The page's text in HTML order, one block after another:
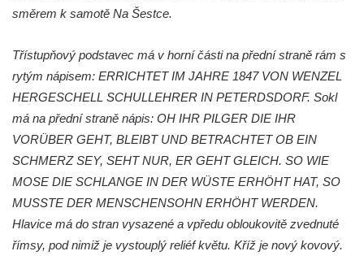
Kříž na zahradě domu čp. 127 v Římově
Kříž u lípy Jana Gurreho v Římově
Boží muka u hřbitova v Římově
Kříž na návsi v Dolním Třeboníně
Kříž poblíž domu čp. 169 v Plavu
Kříž na návsi v Plavu
Boží muka v Plavu
Kříž u Obrázku severovýchodně od
směrem k samotě Na Šestce.
Třístupňový podstavec má v horní části na přední straně rám s
rytým nápisem: ERRICHTET IM JAHRE 1847 VON WENZEL
HERGESCHELL SCHULLEHRER IN PETERDSDORF. Sokl
má na přední straně nápis: OH IHR PILGER DIE IHR
VORÜBER GEHT, BLEIBT UND BETRACHTET OB EIN
SCHMERZ SEY, SEHT NUR, ER GEHT GLEICH. SO WIE
MOSE DIE SCHLANGE IN DER WÜSTE ERHÖHT HAT, SO
MUSSTE DER MENSCHENSOHN ERHÖHT WERDEN.
Hlavice má do stran vysazené a vpředu obloukovitě zvednuté
římsy, pod nimiž je vystouplý reliéf květu. Kříž je nový kovový.